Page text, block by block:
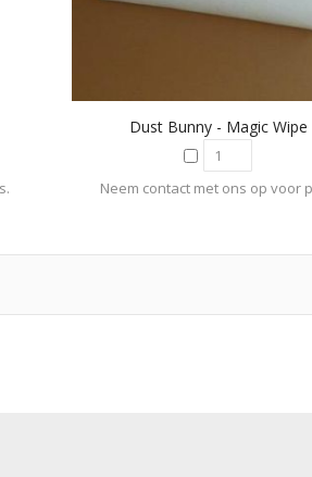
Dust Bunny - Magic Wipe
Neem contact met ons op voor